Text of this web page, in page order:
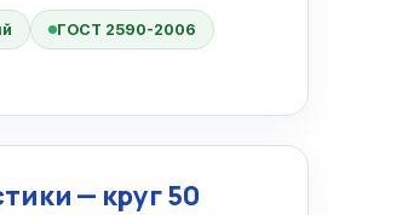
ГОСТ 2590-2006
— круг 50